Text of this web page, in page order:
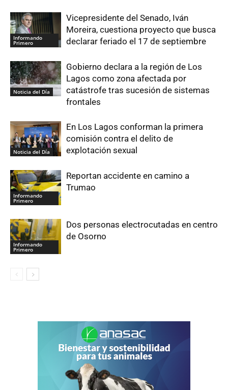
Informando
Primero
Vicepresidente del Senado, Iván
Moreira, cuestiona proyecto que busca
declarar feriado el 17 de septiembre
Noticia del Día
Gobierno declara a la región de Los
Lagos como zona afectada por
catástrofe tras sucesión de sistemas
frontales
Noticia del Día
En Los Lagos conforman la primera
comisión contra el delito de
explotación sexual
Informando
Primero
Reportan accidente en camino a
Trumao
Informando
Primero
Dos personas electrocutadas en centro
de Osorno